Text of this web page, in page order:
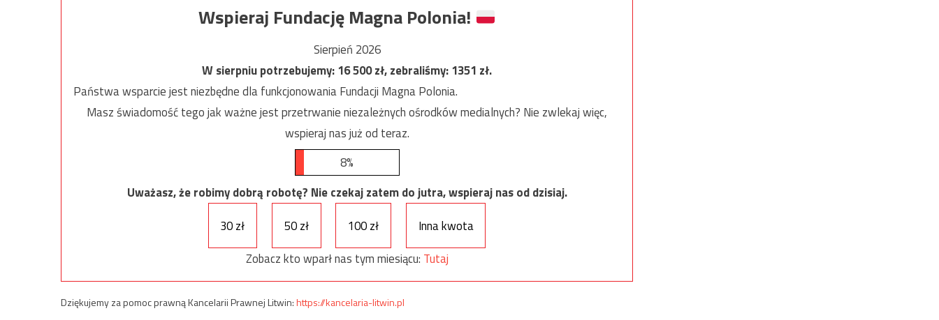
Wspieraj Fundację Magna Polonia!
Sierpień 2026
W sierpniu potrzebujemy:16 500zł, zebraliśmy:1351 zł.
Państwa wsparcie jest niezbędne dla funkcjonowania Fundacji Magna Polonia.
Masz świadomość tego jak ważne jest przetrwanie niezależnych ośrodków medialnych? Nie zwlekaj więc,
wspieraj nas już od teraz.
8%
Uważasz, że robimy dobrą robotę? Nie czekaj zatem do jutra, wspieraj nas od dzisiaj.
30 zł
50 zł 100 zł
Inna kwota
Zobacz kto wparł nas tym miesiącu: Tutaj
Dziękujemy za pomoc prawną Kancelarii Prawnej Litwin:https://kancelaria-litwin.pl